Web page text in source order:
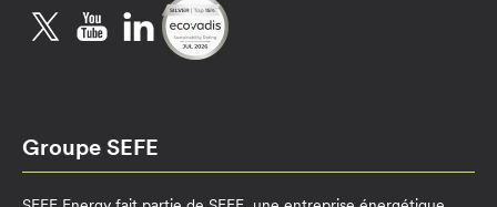
TwitterYouTubeLinkedIn
Groupe SEFE